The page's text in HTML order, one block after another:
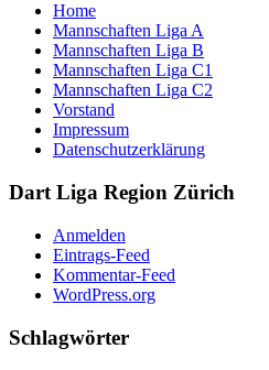
Home
Mannschaften Liga A
Mannschaften Liga B
Mannschaften Liga C1
Mannschaften Liga C2
Vorstand
Impressum
Datenschutzerklärung
Dart Liga Region Zürich
Anmelden
Eintrags-Feed
Kommentar-Feed
WordPress.org
Schlagwörter